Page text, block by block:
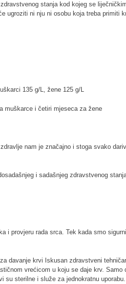
stanja kod kojeg se
ugroziti ni nju ni osobu koja treba primiti
135 g/L, žene 125 g/L
muškarce i četiri mjeseca za žene
nam je značajno i stoga svako
i sadašnjeg zdravstvenog
i provjeru rada srca. Tek kada smo
davanje krvi Iskusan zdravstveni
vrećicom u koju se daje krv. Samo
su sterilne i služe za jednokratnu